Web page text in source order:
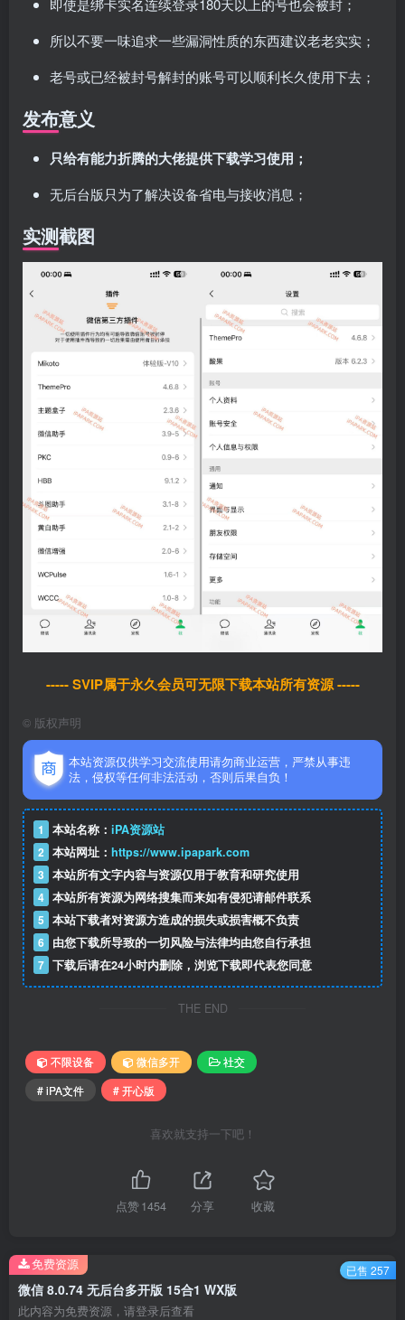
即使是绑卡实名连续登录180天以上的号也会被封；
所以不要一味追求一些漏洞性质的东西建议老老实实；
老号或已经被封号解封的账号可以顺利长久使用下去；
发布意义
只给有能力折腾的大佬提供下载学习使用；
无后台版只为了解决设备省电与接收消息；
实测截图
----- SVIP属于永久会员可无限下载本站所有资源 -----
© 版权声明
本站资源仅供学习交流使用请勿商业运营，严禁从事违
法，侵权等任何非法活动，否则后果自负！
1 本站名称： iPA资源站
2 本站网址： https://www.ipapark.com
3 本站所有文字内容与资源仅用于教育和研究使用
4 本站所有资源为网络搜集而来如有侵犯请邮件联系
5 本站下载者对资源方造成的损失或损害概不负责
6 由您下载所导致的一切风险与法律均由您自行承担
7 下载后请在24小时内删除，浏览下载即代表您同意
THE END
不限设备 微信多开
社交
# iPA文件
# 开心版
喜欢就支持一下吧！
点赞1454 分享 收藏
微信 8.0.74 无后台多开版 15合1 WX版
此内容为免费资源，请登录后查看
免费资源 已售 257